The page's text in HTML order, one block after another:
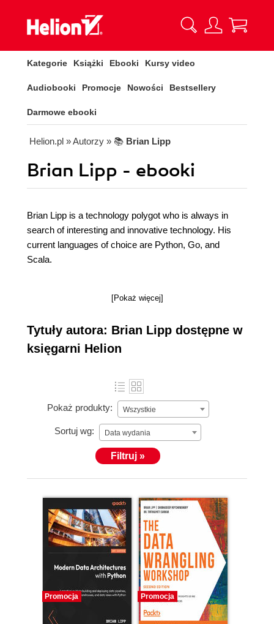
Kategorie Książki Ebooki Kursy video
Audiobooki Promocje Nowości Bestsellery
Darmowe ebooki
Helion.pl » Autorzy » 📚 Brian Lipp
Brian Lipp - ebooki
Brian Lipp is a technology polygot who is always in
search of interesting and innovative technology. His
current languages of choice are Python, Go, and
Scala.
[Pokaż więcej]
Tytuły autora: Brian Lipp dostępne w
księgarni Helion
Pokaż produkty: Wszystkie
Sortuj wg: Data wydania
Filtruj »
Promocja Promocja